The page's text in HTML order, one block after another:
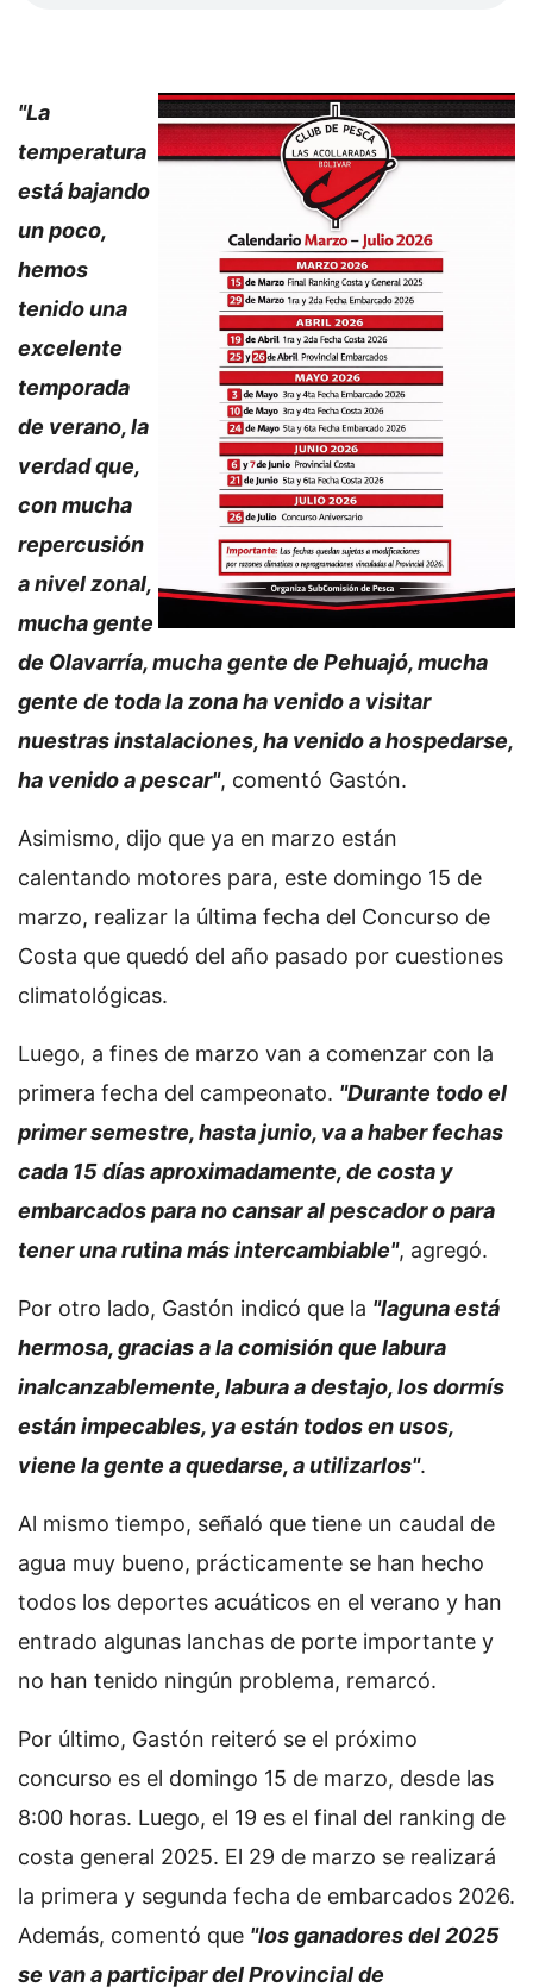
"La
temperatura
está bajando
un poco,
hemos
tenido una
excelente
temporada
de verano, la
verdad que,
con mucha
repercusión
a nivel zonal,
mucha gente
de Olavarría, mucha gente de Pehuajó, mucha
gente de toda la zona ha venido a visitar
nuestras instalaciones, ha venido a hospedarse,
ha venido a pescar", comentó Gastón.
Asimismo, dijo que ya en marzo están
calentando motores para, este domingo 15 de
marzo, realizar la última fecha del Concurso de
Costa que quedó del año pasado por cuestiones
climatológicas.
Luego, a fines de marzo van a comenzar con la
primera fecha del campeonato. "Durante todo el
primer semestre, hasta junio, va a haber fechas
cada 15 días aproximadamente, de costa y
embarcados para no cansar al pescador o para
tener una rutina más intercambiable", agregó.
Por otro lado, Gastón indicó que la "laguna está
hermosa, gracias a la comisión que labura
inalcanzablemente, labura a destajo, los dormís
están impecables, ya están todos en usos,
viene la gente a quedarse, a utilizarlos".
Al mismo tiempo, señaló que tiene un caudal de
agua muy bueno, prácticamente se han hecho
todos los deportes acuáticos en el verano y han
entrado algunas lanchas de porte importante y
no han tenido ningún problema, remarcó.
Por último, Gastón reiteró se el próximo
concurso es el domingo 15 de marzo, desde las
8:00 horas. Luego, el 19 es el final del ranking de
costa general 2025. El 29 de marzo se realizará
la primera y segunda fecha de embarcados 2026.
Además, comentó que "los ganadores del 2025
se van a participar del Provincial de